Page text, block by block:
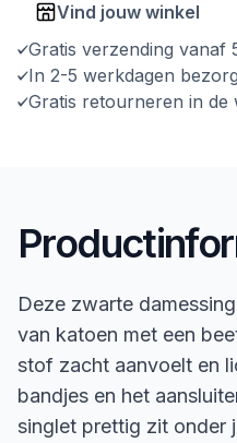
Vind jouw winkel
Gratis verzending vanaf
In 2-5 werkdagen
Gratis retourneren in de
Deze zwarte
van katoen met een
stof zacht aanvoelt en
bandjes en het
singlet prettig zit onder